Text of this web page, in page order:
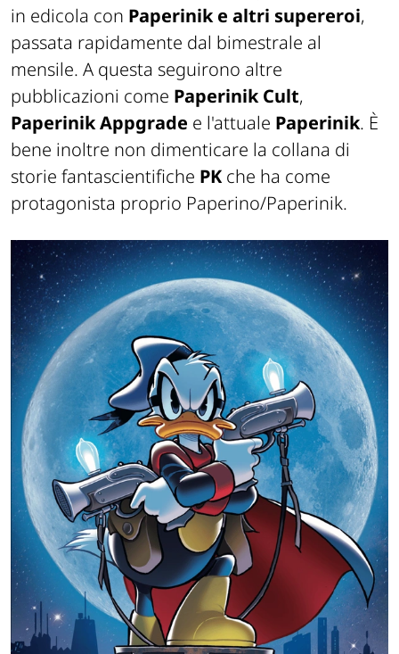
in edicola con Paperinik e altri supereroi,
passata rapidamente dal bimestrale al
mensile. A questa seguirono altre
pubblicazioni come Paperinik Cult,
Paperinik Appgrade e l'attuale Paperinik. È
bene inoltre non dimenticare la collana di
storie fantascientifiche PK che ha come
protagonista proprio Paperino/Paperinik.